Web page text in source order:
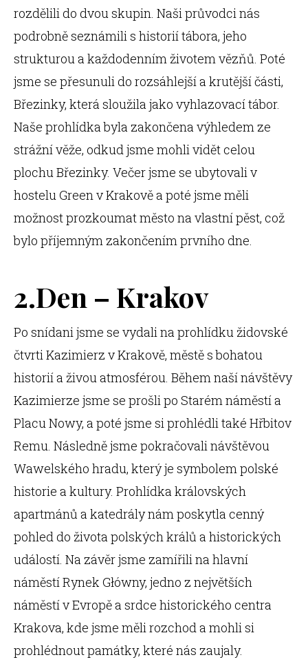
rozdělili do dvou skupin. Naši průvodci nás
podrobně seznámili s historií tábora, jeho
strukturou a každodenním životem vězňů. Poté
jsme se přesunuli do rozsáhlejší a krutější části,
Březinky, která sloužila jako vyhlazovací tábor.
Naše prohlídka byla zakončena výhledem ze
strážní věže, odkud jsme mohli vidět celou
plochu Březinky. Večer jsme se ubytovali v
hostelu Green v Krakově a poté jsme měli
možnost prozkoumat město na vlastní pěst, což
bylo příjemným zakončením prvního dne.
2.Den – Krakov
Po snídani jsme se vydali na prohlídku židovské
čtvrti Kazimierz v Krakově, městě s bohatou
historií a živou atmosférou. Během naší návštěvy
Kazimierze jsme se prošli po Starém náměstí a
Placu Nowy, a poté jsme si prohlédli také Hřbitov
Remu. Následně jsme pokračovali návštěvou
Wawelského hradu, který je symbolem polské
historie a kultury. Prohlídka královských
apartmánů a katedrály nám poskytla cenný
pohled do života polských králů a historických
událostí. Na závěr jsme zamířili na hlavní
náměstí Rynek Główny, jedno z největších
náměstí v Evropě a srdce historického centra
Krakova, kde jsme měli rozchod a mohli si
prohlédnout památky, které nás zaujaly.